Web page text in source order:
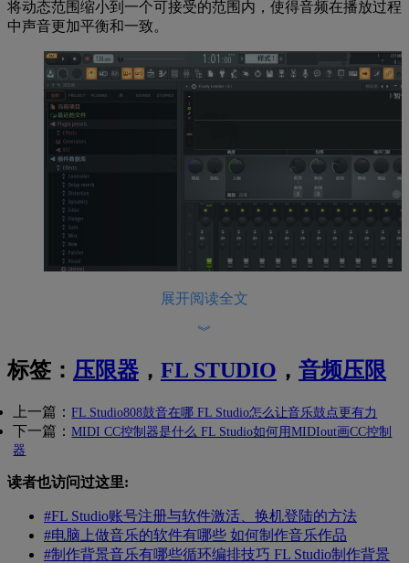
将动态范围缩小到一个可接受的范围内，使得音频在播放过程
中声音更加平衡和一致。
图一：在FL Studio中打开压限器
音频失真。压限器可以防止这种情况的发生，通过将音频信号
的峰值限制在安全的水平，保护混音中的其他元素不受损坏。
展开阅读全文
︾
标签： 压限器 ， FL STUDIO ， 音频压限
上一篇：FL Studio808鼓音在哪 FL Studio怎么让音乐鼓点更有力
下一篇：MIDI CC控制器是什么 FL Studio如何用MIDIout画CC控制
器
读者也访问过这里:
#FL Studio账号注册与软件激活、换机登陆的方法
#电脑上做音乐的软件有哪些 如何制作音乐作品
#制作背景音乐有哪些循环编排技巧 FL Studio制作背景